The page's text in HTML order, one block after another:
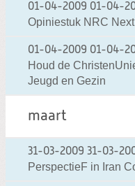
01-04-2009 01-04-
Opiniestuk NRC
01-04-2009 01-04-
Houd de
Jeugd en Gezin
maart
31-03-2009 31-03-
PerspectieF in Iran